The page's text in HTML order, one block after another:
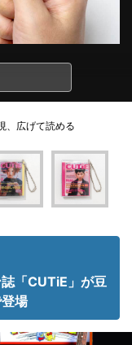
、広げて読める
「CUTiE」が豆
場